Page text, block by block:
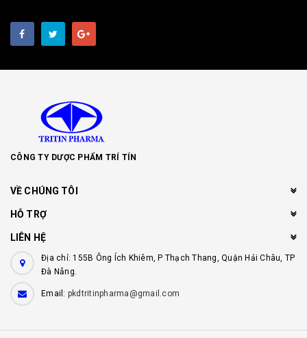
CÔNG TY DƯỢC PHẨM TRÍ TÍN
VỀ CHÚNG TÔI
HỖ TRỢ
LIÊN HỆ
Địa chỉ: 155B Ông Ích Khiêm, P Thạch Thang, Quận Hải Châu, TP
Đà Nẵng.
Email: pkdtritinpharma@gmail.com